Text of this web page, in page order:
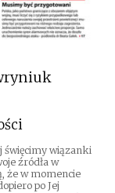
święcimy wiązanki
źródła w
że w momencie
po Jej